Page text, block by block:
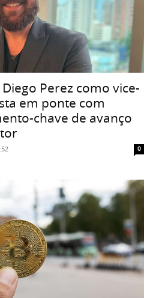
Perez como vice-
em ponte com
chave de avanço
0